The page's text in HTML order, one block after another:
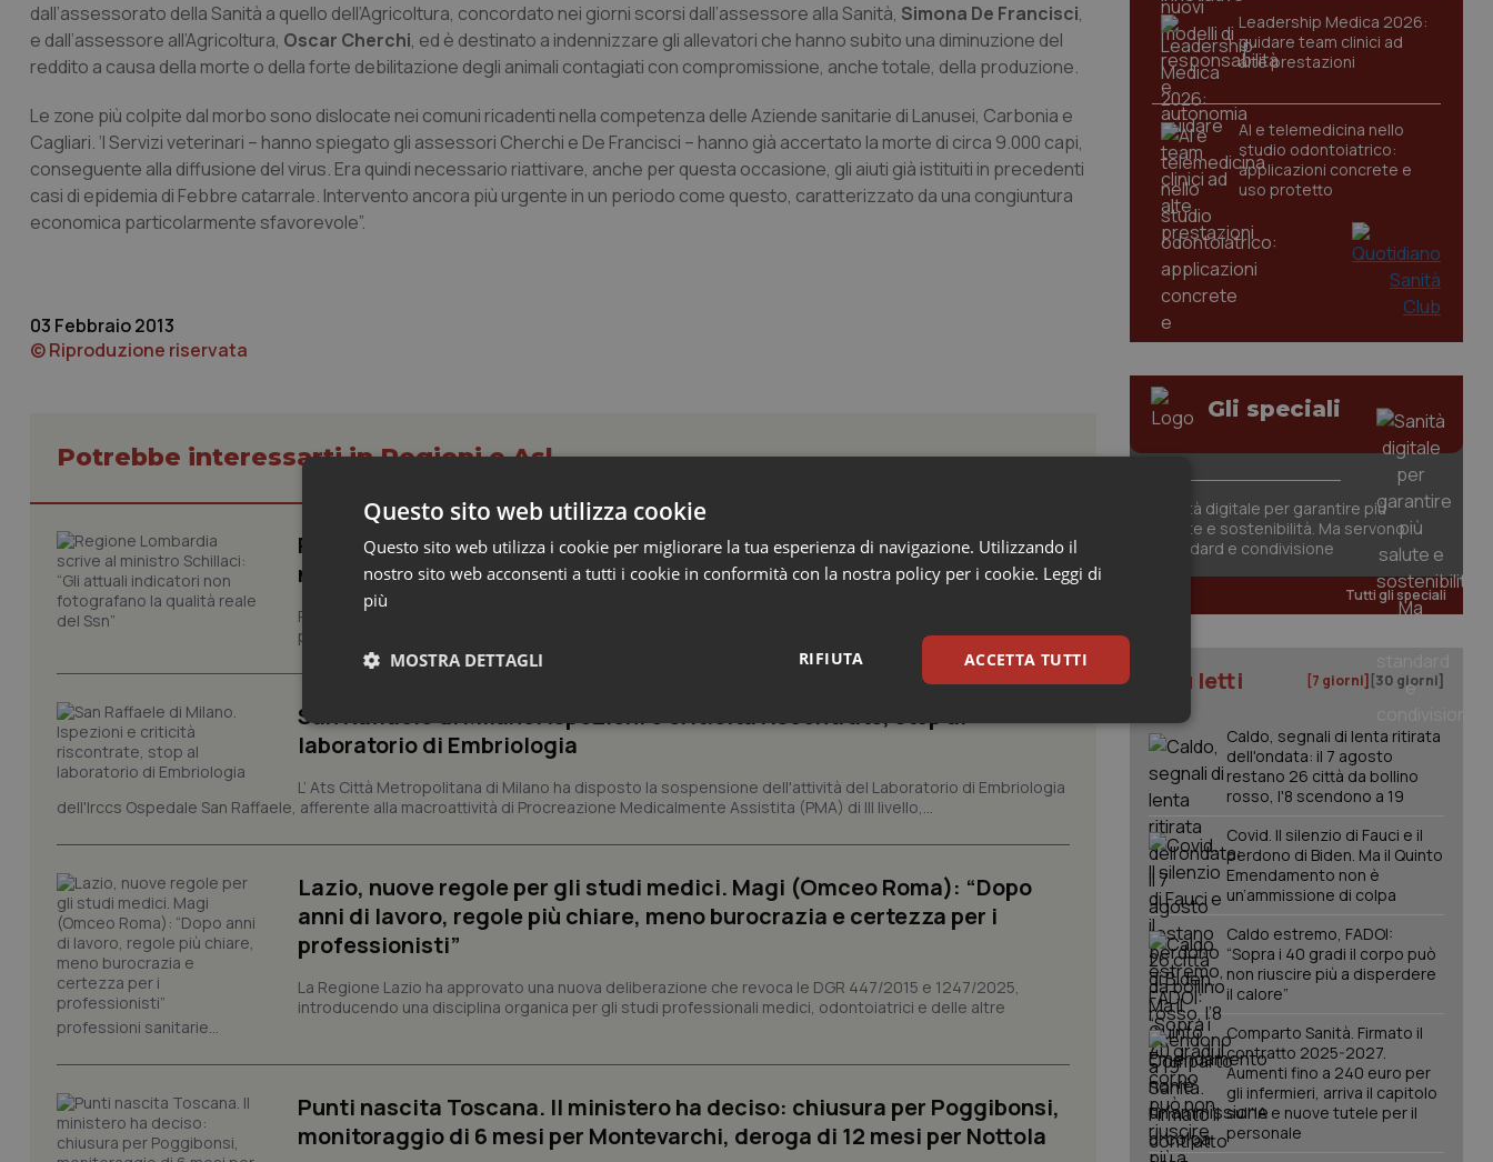
dall’assessorato della Sanità a quello dell’Agricoltura, concordato nei giorni scorsi dall’assessore alla Sanità, Simona De Francisci,
e dall’assessore all’Agricoltura, Oscar Cherchi, ed è destinato a indennizzare gli allevatori che hanno subito una diminuzione del
reddito a causa della morte o della forte debilitazione degli animali contagiati con compromissione, anche totale, della produzione.
Le zone più colpite dal morbo sono dislocate nei comuni ricadenti nella competenza delle Aziende sanitarie di Lanusei, Carbonia e
Cagliari. ‘I Servizi veterinari – hanno spiegato gli assessori Cherchi e De Francisci – hanno già accertato la morte di circa 9.000 capi,
conseguente alla diffusione del virus. Era quindi necessario riattivare, anche per questa occasione, gli aiuti già istituiti in precedenti
casi di epidemia di Febbre catarrale. Intervento ancora più urgente in un periodo come questo, caratterizzato da una congiuntura
economica particolarmente sfavorevole”.
03 Febbraio 2013
© Riproduzione riservata
Potrebbe interessarti in Regioni e Asl
Regione Lombardia scrive al ministro Schillaci: “Gli attuali indicatori
non fotografano la qualità reale del Ssn”
Regione Lombardia chiede al Ministero della Salute di rivedere il sistema con cui vengono misurate le
performance del Servizio sanitario nazionale. Lo fa con una lettera firmata dall'assessore al Welfare...
San Raffaele di Milano. Ispezioni e criticità riscontrate, stop al
laboratorio di Embriologia
L’ Ats Città Metropolitana di Milano ha disposto la sospensione dell'attività del Laboratorio di Embriologia
dell'Irccs Ospedale San Raffaele, afferente alla macroattività di Procreazione Medicalmente Assistita (PMA) di III livello,...
Lazio, nuove regole per gli studi medici. Magi (Omceo Roma): “Dopo
anni di lavoro, regole più chiare, meno burocrazia e certezza per i
professionisti”
La Regione Lazio ha approvato una nuova deliberazione che revoca le DGR 447/2015 e 1247/2025,
introducendo una disciplina organica per gli studi professionali medici, odontoiatrici e delle altre
professioni sanitarie...
Punti nascita Toscana. Il ministero ha deciso: chiusura per Poggibonsi,
monitoraggio di 6 mesi per Montevarchi, deroga di 12 mesi per Nottola
Leadership Medica 2026:
guidare team clinici ad
alte prestazioni
AI e telemedicina nello
studio odontoiatrico:
applicazioni concrete e
uso protetto
Gli speciali
Sanità digitale per garantire più
salute e sostenibilità. Ma servono
standard e condivisione
Tutti gli speciali
I più letti [7 giorni] [30 giorni]
Caldo, segnali di lenta ritirata
dell'ondata: il 7 agosto
restano 26 città da bollino
rosso, l'8 scendono a 19
Covid. Il silenzio di Fauci e il
perdono di Biden. Ma il Quinto
Emendamento non è
un’ammissione di colpa
Caldo estremo, FADOI:
“Sopra i 40 gradi il corpo può
non riuscire più a disperdere
il calore”
Comparto Sanità. Firmato il
contratto 2025-2027.
Aumenti fino a 240 euro per
gli infermieri, arriva il capitolo
sull'IA e nuove tutele per il
personale
Questo sito web utilizza cookie
Questo sito web utilizza i cookie per migliorare la tua esperienza di navigazione. Utilizzando il
nostro sito web acconsenti a tutti i cookie in conformità con la nostra policy per i cookie. Leggi di
più
ACCETTA TUTTI
RIFIUTA
MOSTRA DETTAGLI
Necessari Statistici Marketing
Necessari Statistici Marketing
I cookie necessari contribuiscono a rendere fruibile il sito web abilitandone funzionalità di base quali la navigazione sulle pagine
e l'accesso alle aree protette del sito. Il sito web non è in grado di funzionare correttamente senza questi cookie.
VISITOR_PRIVACY_METADATA
YouTube
5 mesi 4
Questo cookie viene utilizzato per memorizzare le
impostazioni sulla privacy, garantendo che le loro
CookieScriptConsent
CookieScript
www.quotidianosanita.it
5 mesi 3
settimane
Questo cookie viene utilizzato dal servizio Cookie-
Script.com per ricordare le preferenze di consenso
sui cookie dei visitatori. È necessario che il banner